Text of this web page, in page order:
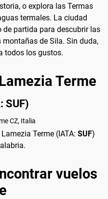
o explora las Termas
termales. La ciudad
partida para descubrir las
de Sila. Sin duda,
todos los gustos.
Terme
SUF)
CZ, Italia
Terme (IATA: SUF)
vuelos